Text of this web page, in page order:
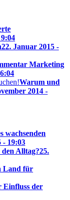
22. Januar 2015 -
Marketing
Warum und
2014 -
wachsenden
- 19:03
Alltag?25.
Land für
Einfluss der